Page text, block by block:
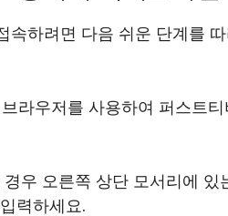
속하려면 다음 쉬운 단계를
라우저를 사용하여 퍼스트
우 오른쪽 상단 모서리에 있
력하세요.